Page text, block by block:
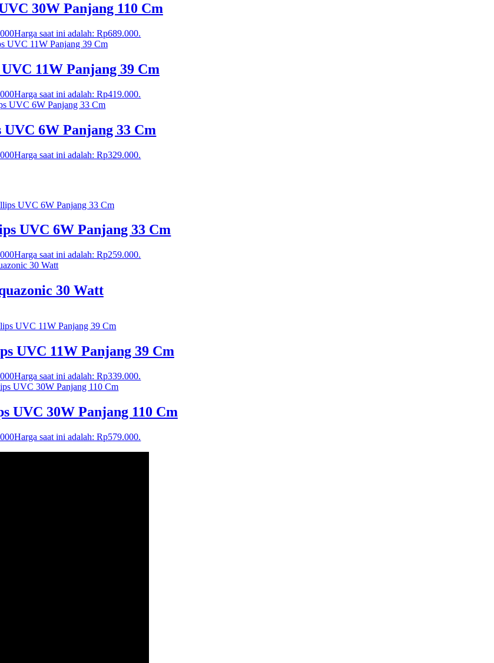
30W Panjang 110 Cm
Harga saat ini adalah: Rp689.000.
11W Panjang 39 Cm
Harga saat ini adalah: Rp419.000.
6W Panjang 33 Cm
Harga saat ini adalah: Rp329.000.
UVC 6W Panjang 33 Cm
Harga saat ini adalah: Rp259.000.
30 Watt
UVC 11W Panjang 39 Cm
Harga saat ini adalah: Rp339.000.
UVC 30W Panjang 110 Cm
Harga saat ini adalah: Rp579.000.